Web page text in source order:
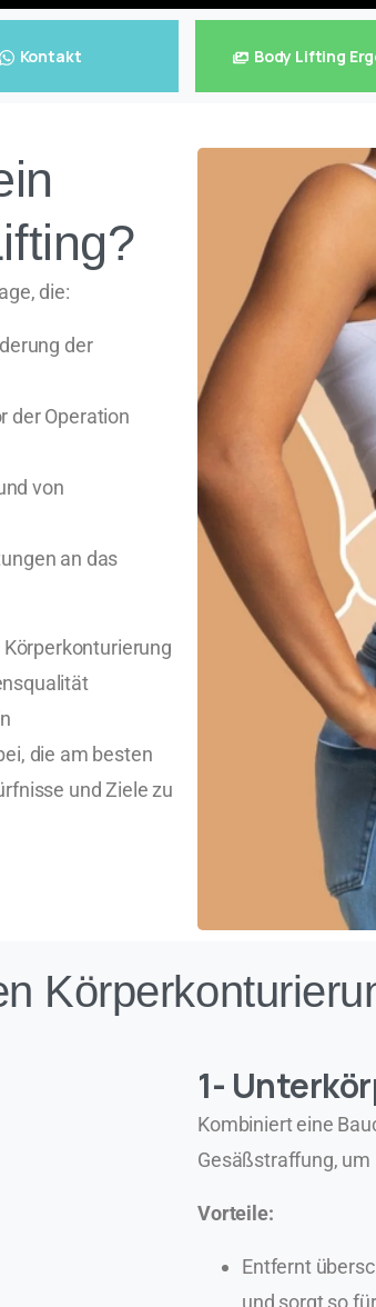
Kontakt Body Lifting
die:
der
der Operation
von
an das
die am besten
und Ziele zu
1-
Kombiniert eine
Gesäßstraffung,
Vorteile:
Entfernt
und sorgt so